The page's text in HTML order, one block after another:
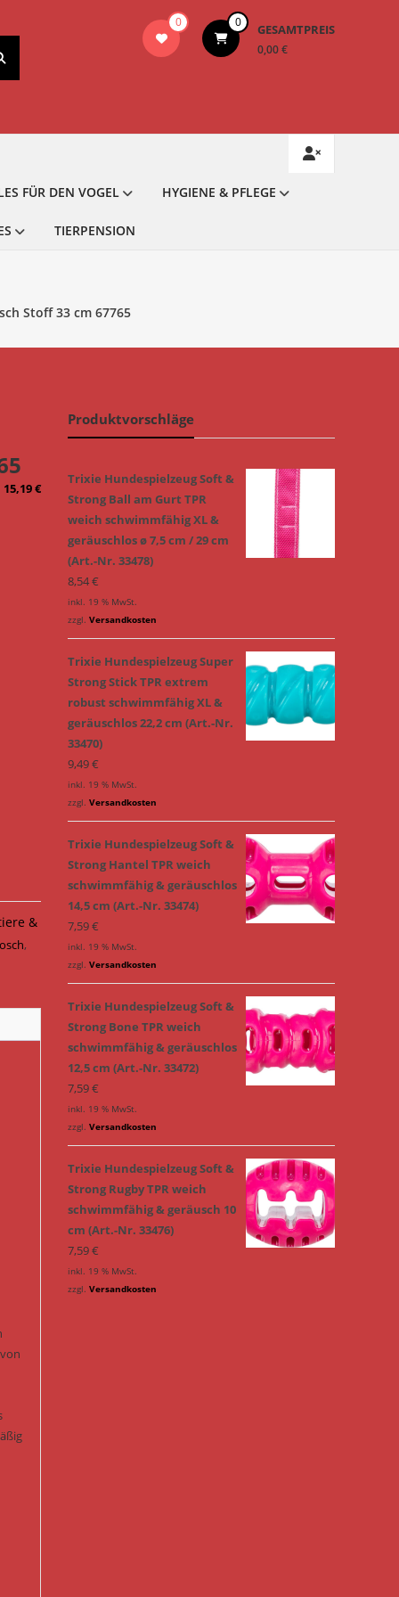
0 0 GESAMTPREIS
0,00 €
FÜR DEN VOGEL HYGIENE & PFLEGE
TIERPENSION
Stoff 33 cm 67765
15,19€
&
,
Produktvorschläge
Trixie Hundespielzeug Soft &
Strong Ball am Gurt TPR
weich schwimmfähig XL &
geräuschlos ø 7,5 cm / 29 cm
(Art.-Nr. 33478)
8,54€
inkl. 19 % MwSt.
zzgl. Versandkosten
Trixie Hundespielzeug Super
Strong Stick TPR extrem
robust schwimmfähig XL &
geräuschlos 22,2 cm (Art.-Nr.
33470)
9,49€
inkl. 19 % MwSt.
zzgl. Versandkosten
Trixie Hundespielzeug Soft &
Strong Hantel TPR weich
schwimmfähig & geräuschlos
14,5 cm (Art.-Nr. 33474)
7,59€
inkl. 19 % MwSt.
zzgl. Versandkosten
Trixie Hundespielzeug Soft &
Strong Bone TPR weich
schwimmfähig & geräuschlos
12,5 cm (Art.-Nr. 33472)
7,59€
inkl. 19 % MwSt.
zzgl. Versandkosten
Trixie Hundespielzeug Soft &
Strong Rugby TPR weich
schwimmfähig & geräusch 10
cm (Art.-Nr. 33476)
7,59€
inkl. 19 % MwSt.
zzgl. Versandkosten